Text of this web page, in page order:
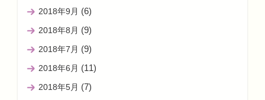
2018年9月 (6)
2018年8月 (9)
2018年7月 (9)
2018年6月 (11)
2018年5月 (7)